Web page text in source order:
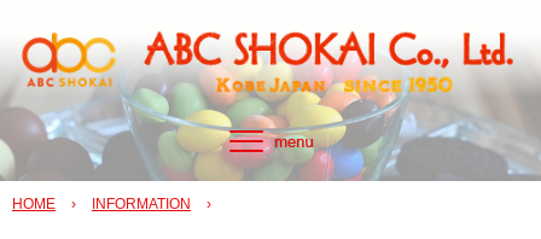
HOME › INFORMATION ›